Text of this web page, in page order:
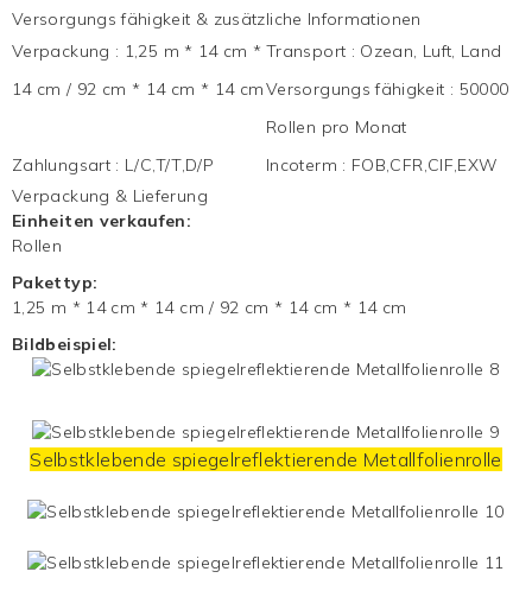
Versorgungs fähigkeit & zusätzliche Informationen
Verpackung : 1,25 m * 14 cm *
14 cm / 92 cm * 14 cm * 14 cm
Transport : Ozean, Luft, Land
Versorgungs fähigkeit : 50000
Rollen pro Monat
Zahlungsart : L/C,T/T,D/P Incoterm : FOB,CFR,CIF,EXW
Verpackung & Lieferung
Einheiten verkaufen:
Rollen
Pakettyp:
1,25 m * 14 cm * 14 cm / 92 cm * 14 cm * 14 cm
Bildbeispiel:
Selbstklebende spiegelreflektierende Metallfolienrolle